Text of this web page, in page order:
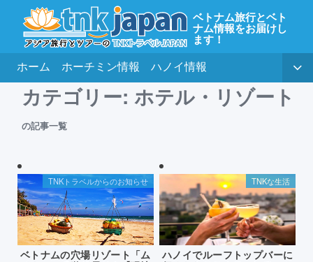
ベトナム旅行とベト
ナム情報をお届けし
ます！
ホーム ホーチミン情報 ハノイ情報
カテゴリー: ホテル・リゾート
の記事一覧
ベトナムの穴場リゾート「ム
TNKトラベルからのお知らせ
ハノイでルーフトップバーに
TNKな生活